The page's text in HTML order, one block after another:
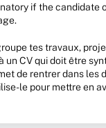
if the candidate
tes travaux,
un CV qui doit être
de rentrer dans les
le pour mettre en